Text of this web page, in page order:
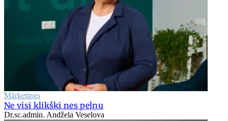
Mārketings
Ne visi klikšķi nes peļņu
Dr.sc.admin. Andžela Veselova